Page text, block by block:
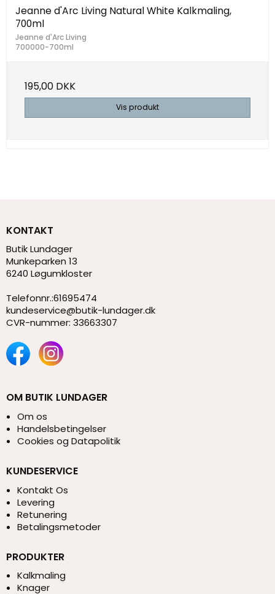
Jeanne d'Arc Living Natural White Kalkmaling,
700ml
Jeanne d'Arc Living
700000-700ml
195,00 DKK
Vis produkt
KONTAKT
Butik Lundager
Munkeparken 13
6240 Løgumkloster
Telefonnr.:61695474
kundeservice@butik-lundager.dk
CVR-nummer: 33663307
OM BUTIK LUNDAGER
Om os
Handelsbetingelser
Cookies og Datapolitik
KUNDESERVICE
Kontakt Os
Levering
Retunering
Betalingsmetoder
PRODUKTER
Kalkmaling
Knager